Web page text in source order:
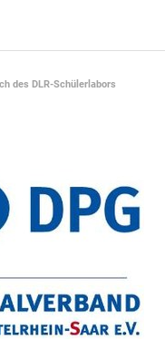
des DLR-Schülerlabors